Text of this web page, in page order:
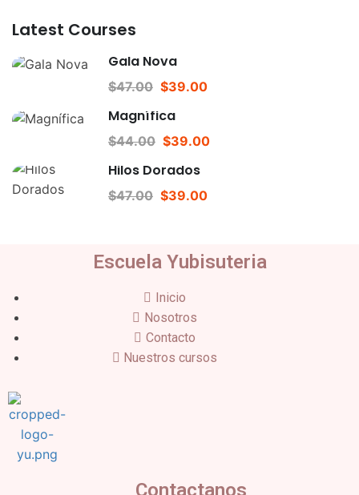
Latest Courses
Gala Nova
$47.00 $39.00
Magnífica
$44.00 $39.00
Hilos Dorados
$47.00 $39.00
Escuela Yubisuteria
Inicio
Nosotros
Contacto
Nuestros cursos
Contactanos